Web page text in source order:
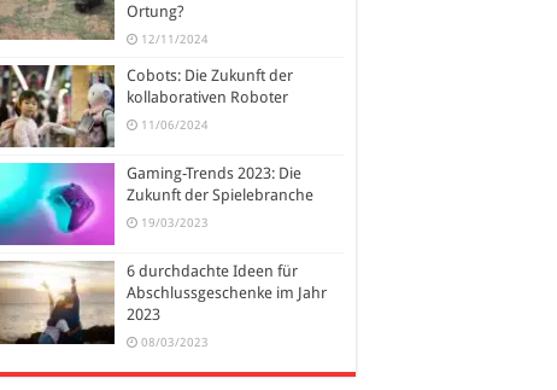
Ortung?
12/11/2024
Cobots: Die Zukunft der
kollaborativen Roboter
11/06/2024
Gaming-Trends 2023: Die
Zukunft der Spielebranche
19/03/2023
6 durchdachte Ideen für
Abschlussgeschenke im Jahr
2023
08/03/2023